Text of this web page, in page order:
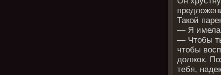
Такой
— Я имела
— Чтобы
чтобы
должок.
тебя,